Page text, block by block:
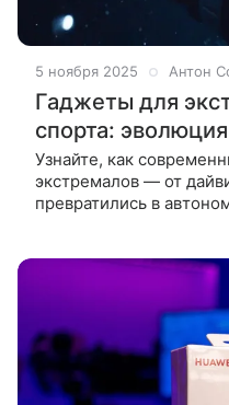
5 ноября 2025 Антон
Гаджеты для
спорта:
Узнайте, как
экстремалов — от
превратились в